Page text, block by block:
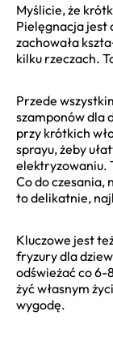
Myślicie, że
Pielęgnacja jest
zachowała
kilku rzeczach.
Przede
szamponów dla
przy krótkich
sprayu, żeby
elektryzowaniu.
Co do czesania,
to delikatnie,
Kluczowe jest
fryzury dla
odświeżać co 6-
żyć własnym
wygodę.